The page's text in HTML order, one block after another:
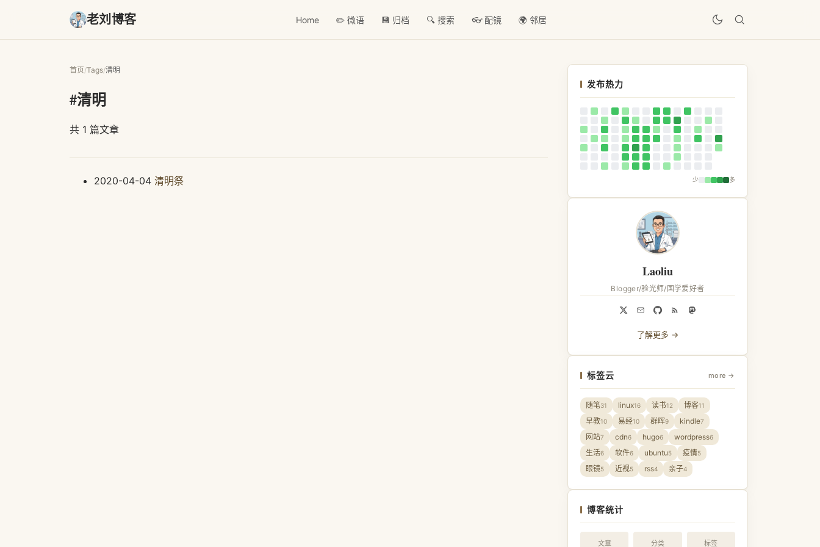
老刘博客 Home ✏️ 微语 💾 归档 🔍 搜索 👓 配镜 🌍 邻居
首页/Tags/清明
#清明
共 1 篇文章
2020-04-04 清明祭
发布热力
少 多
Laoliu
Blogger/验光师/国学爱好者
了解更多 →
标签云 more →
随笔31 linux16 读书12 博客11
早教10 易经10 群晖9 kindle7
网站7 cdn6 hugo6 wordpress6
生活6 软件6 ubuntu5 疫情5
眼镜5 近视5 rss4 亲子4
博客统计
文章 分类 标签